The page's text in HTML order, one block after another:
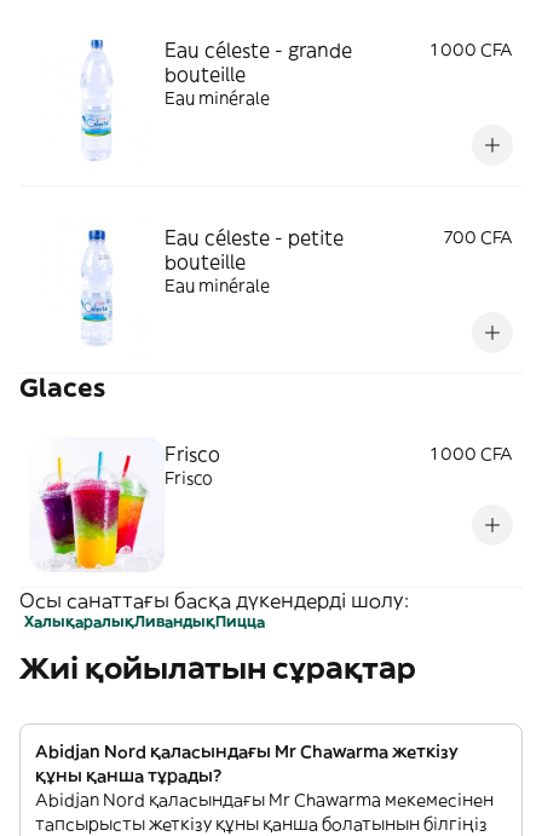
Eau céleste - grande
bouteille
1 000 CFA
Eau minérale
Eau céleste - petite
bouteille
700 CFA
Eau minérale
Glaces
Frisco
1 000 CFA
Frisco
Осы санаттағы басқа дүкендерді шолу:
ХалықаралықЛивандықПицца
Жиі қойылатын сұрақтар
Abidjan Nord қаласындағы Mr Chawarma жеткізу
құны қанша тұрады?
Abidjan Nord қаласындағы Mr Chawarma мекемесінен
тапсырысты жеткізу құны қанша болатынын білгіңіз